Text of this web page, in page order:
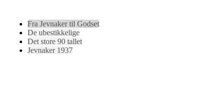
Fra Jevnaker til Godset
De ubestikkelige
Det store 90 tallet
Jevnaker 1937